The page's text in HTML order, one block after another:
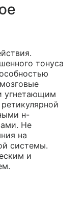
тонуса
угнетающим
н-
Не
на
системы.
и